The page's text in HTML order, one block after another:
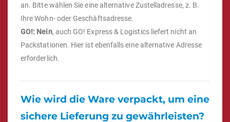
an. Bitte wählen Sie eine alternative Zustelladresse, z. B.
Ihre Wohn- oder Geschäftsadresse.
GO!: Nein, auch GO! Express & Logistics liefert nicht an
Packstationen. Hier ist ebenfalls eine alternative Adresse
erforderlich.
Wie wird die Ware verpackt, um eine
sichere Lieferung zu gewährleisten?